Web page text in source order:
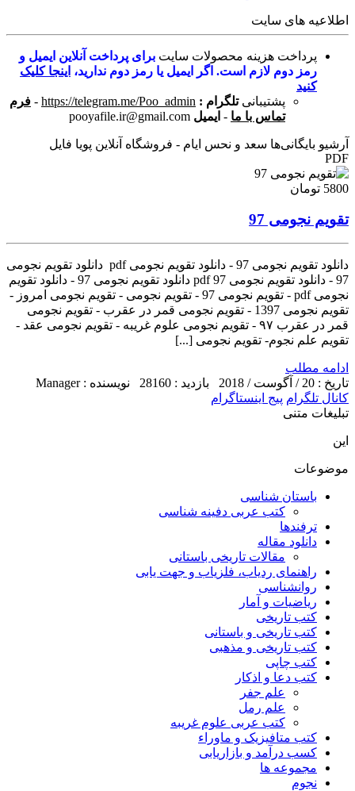
اطلاعیه های سایت
پرداخت هزینه محصولات سایت برای پرداخت آنلاین ایمیل و
رمز دوم لازم است. اگر ایمیل یا رمز دوم ندارید، اینجا کلیک
کنید
پشتیبانی تلگرام : https://telegram.me/Poo_admin
- فرم
تماس با ما - ایمیل pooyafile.ir@gmail.com
آرشیو بایگانی‌ها سعد و نحس ایام - فروشگاه آنلاین پویا فایل
PDF
5800 تومان
تقویم نجومی 97
دانلود تقویم نجومی 97 - دانلود تقویم نجومی pdf دانلود تقویم نجومی
97 - دانلود تقویم نجومی pdf 97 دانلود تقویم نجومی 97 - دانلود تقویم
نجومی pdf - تقویم نجومی 97 - تقویم نجومی - تقویم نجومی امروز -
تقویم نجومی 1397 - تقویم نجومی قمر در عقرب - تقویم نجومی
قمر در عقرب ۹۷ - تقویم نجومی علوم غریبه - تقویم نجومی عقد -
تقویم علم نجوم- تقویم نجومی [...]
ادامه مطلب
تاریخ : 20 / آگوست / 2018
بازدید : 28160
نویسنده : Manager
کانال تلگرام پیج اینستاگرام
تبلیغات متنی
این
موضوعات
باستان شناسی
کتب عربی دفینه شناسی
ترفندها
دانلود مقاله
مقالات تاریخی باستانی
راهنمای ردیاب، فلزیاب و جهت یابی
روانشناسی
ریاضیات و آمار
کتب تاریخی
کتب تاریخی و باستانی
کتب تاریخی و مذهبی
کتب چاپی
کتب دعا و اذکار
علم جفر
علم رمل
کتب عربی علوم غریبه
کتب متافیزیک و ماوراء
کسب درآمد و بازاریابی
مجموعه ها
نجوم